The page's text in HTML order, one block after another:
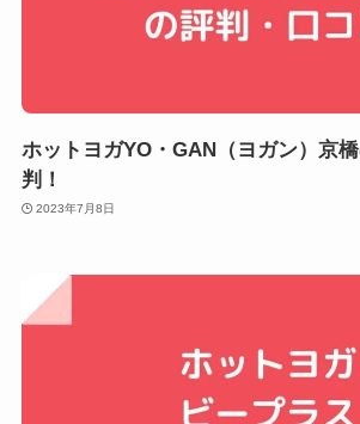
ホットヨガYO・GAN（ヨガン）京
判！
2023年7月8日